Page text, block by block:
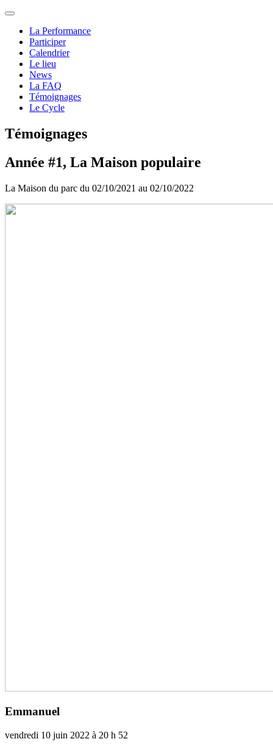
La Performance
Participer
Calendrier
Le lieu
News
La FAQ
Témoignages
Le Cycle
Témoignages
Année #1, La Maison populaire
La Maison du parc du 02/10/2021 au 02/10/2022
Emmanuel
vendredi 10 juin 2022 à 20 h 52